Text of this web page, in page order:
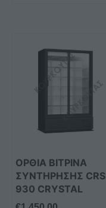
ΟΡΘΙΑ ΒΙΤΡΙΝΑ
ΣΥΝΤΗΡΗΣΗΣ CRS
930 CRYSTAL